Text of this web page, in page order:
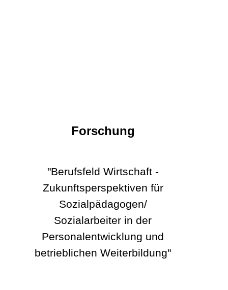
Forschung
"Berufsfeld Wirtschaft -
Zukunftsperspektiven für
Sozialpädagogen/
Sozialarbeiter in der
Personalentwicklung und
betrieblichen Weiterbildung"